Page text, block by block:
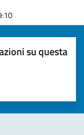
su questa
stelle)la chiarezza delle